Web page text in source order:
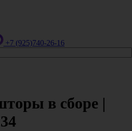
+7 (925)740-26-16
в сборе |